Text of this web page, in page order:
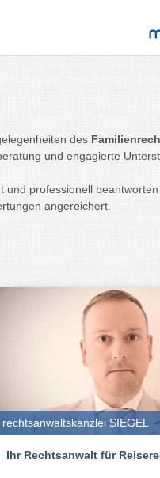
des
und engagierte
und professionell
angereichert.
rechtsanwaltskanzlei SIEGEL
Ihr Rechtsanwalt für